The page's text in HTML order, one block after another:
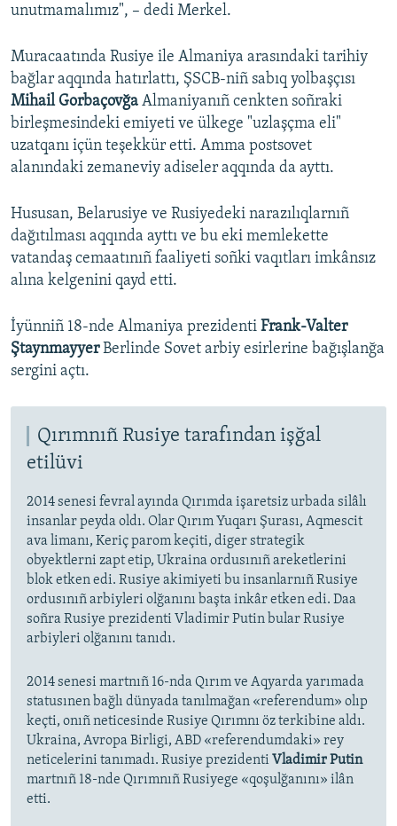
unutmamalımız", – dedi Merkel.
Muracaatında Rusiye ile Almaniya arasındaki tarihiy
bağlar aqqında hatırlattı, ŞSCB-niñ sabıq yolbaşçısı
Mihail Gorbaçovğa Almaniyanıñ cenkten soñraki
birleşmesindeki emiyeti ve ülkege "uzlaşçma eli"
uzatqanı içün teşekkür etti. Amma postsovet
alanındaki zemaneviy adiseler aqqında da ayttı.
Hususan, Belarusiye ve Rusiyedeki narazılıqlarnıñ
dağıtılması aqqında ayttı ve bu eki memlekette
vatandaş cemaatınıñ faaliyeti soñki vaqıtları imkânsız
alına kelgenini qayd etti.
İyünniñ 18-nde Almaniya prezidenti Frank-Valter
ŞtaynmayyerBerlinde Sovet arbiy esirlerine bağışlanğa
sergini açtı.
Qırımnıñ Rusiye tarafından işğal
etilüvi
2014 senesi fevral ayında Qırımda işaretsiz urbada silâlı
insanlar peyda oldı. Olar Qırım Yuqarı Şurası, Aqmescit
ava limanı, Keriç parom keçiti, diger strategik
obyektlerni zapt etip, Ukraina ordusınıñ areketlerini
blok etken edi. Rusiye akimiyeti bu insanlarnıñ Rusiye
ordusınıñ arbiyleri olğanını başta inkâr etken edi. Daa
soñra Rusiye prezidenti Vladimir Putin bular Rusiye
arbiyleri olğanını tanıdı.
2014 senesi martnıñ 16-nda Qırım ve Aqyarda yarımada
statusınen bağlı dünyada tanılmağan «referendum» olıp
keçti, onıñ neticesinde Rusiye Qırımnı öz terkibine aldı.
Ukraina, Avropa Birligi, ABD «referendumdaki» rey
neticelerini tanımadı. Rusiye prezidenti Vladimir Putin
martnıñ 18-nde Qırımnıñ Rusiyege «qoşulğanını» ilân
etti.